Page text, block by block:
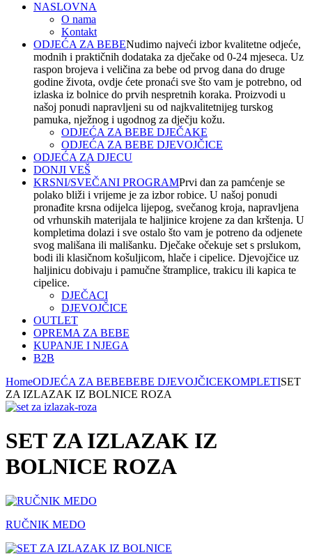
NASLOVNA
O nama
Kontakt
ODJEĆA ZA BEBENudimo najveći izbor kvalitetne odjeće,
modnih i praktičnih dodataka za dječake od 0-24 mjeseca. Uz
raspon brojeva i veličina za bebe od prvog dana do druge
godine života, ovdje ćete pronaći sve što vam je potrebno, od
izlaska iz bolnice do prvih nespretnih koraka. Proizvodi u
našoj ponudi napravljeni su od najkvalitetnijeg turskog
pamuka, nježnog i ugodnog za dječju kožu.
ODJEĆA ZA BEBE DJEČAKE
ODJEĆA ZA BEBE DJEVOJČICE
ODJEĆA ZA DJECU
DONJI VEŠ
KRSNI/SVEČANI PROGRAMPrvi dan za pamćenje se
polako bliži i vrijeme je za izbor robice. U našoj ponudi
pronađite krsna odijelca lijepog, svečanog kroja, napravljena
od vrhunskih materijala te haljinice krojene za dan krštenja. U
kompletima dolazi i sve ostalo što vam je potreno da odjenete
svog mališana ili mališanku. Dječake očekuje set s prslukom,
bodi ili klasičnom košuljicom, hlače i cipelice. Djevojčice uz
haljinicu dobivaju i pamučne štramplice, trakicu ili kapica te
cipelice.
DJEČACI
DJEVOJČICE
OUTLET
OPREMA ZA BEBE
KUPANJE I NJEGA
B2B
HomeODJEĆA ZA BEBEBEBE DJEVOJČICEKOMPLETISET
ZA IZLAZAK IZ BOLNICE ROZA
SET ZA IZLAZAK IZ
BOLNICE ROZA
RUČNIK MEDO